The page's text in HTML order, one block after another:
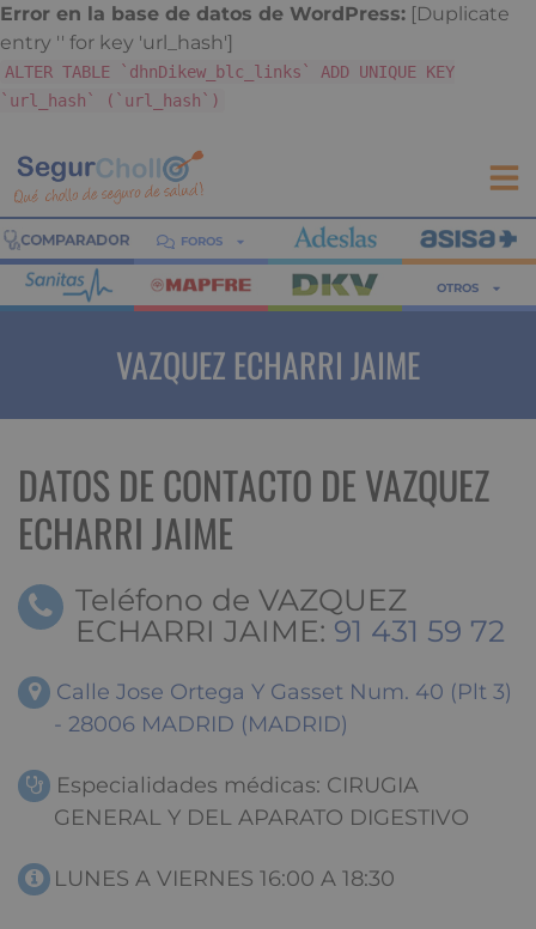
Error en la base de datos de WordPress: [Duplicate
entry '' for key 'url_hash']
ALTER TABLE `dhnDikew_blc_links` ADD UNIQUE KEY
`url_hash` (`url_hash`)
FOROS
OTROS
VAZQUEZ ECHARRI JAIME
DATOS DE CONTACTO DE VAZQUEZ
ECHARRI JAIME
Teléfono de VAZQUEZ
ECHARRI JAIME: 91 431 59 72
Calle Jose Ortega Y Gasset Num. 40 (Plt 3)
- 28006 MADRID (MADRID)
Especialidades médicas: CIRUGIA
GENERAL Y DEL APARATO DIGESTIVO
LUNES A VIERNES 16:00 A 18:30